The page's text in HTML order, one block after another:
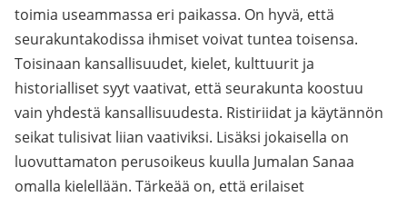
toimia useammassa eri paikassa. On hyvä, että
seurakuntakodissa ihmiset voivat tuntea toisensa.
Toisinaan kansallisuudet, kielet, kulttuurit ja
historialliset syyt vaativat, että seurakunta koostuu
vain yhdestä kansallisuudesta. Ristiriidat ja käytännön
seikat tulisivat liian vaativiksi. Lisäksi jokaisella on
luovuttamaton perusoikeus kuulla Jumalan Sanaa
omalla kielellään. Tärkeää on, että erilaiset